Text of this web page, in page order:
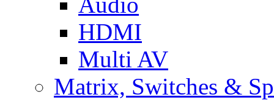
HDMI
Multi AV
Matrix, Switches &